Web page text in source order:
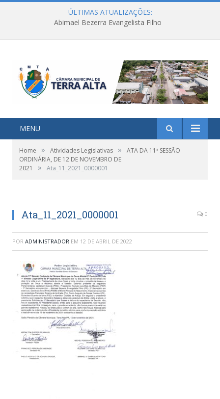
ÚLTIMAS ATUALIZAÇÕES:
Abimael Bezerra Evangelista Filho
MENU
Home » Atividades Legislativas »
ATA DA 11ª SESSÃO
ORDINÁRIA, DE 12 DE NOVEMBRO DE
2021
» Ata_11_2021_0000001
Ata_11_2021_0000001 0
POR ADMINISTRADOR EM 12 DE ABRIL DE 2022